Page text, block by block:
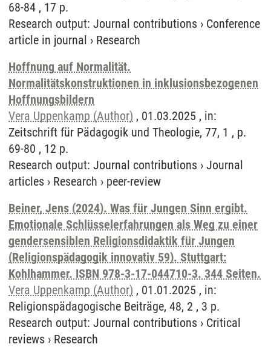
68-84 , 17 p.
Research output: Journal contributions › Conference
article in journal › Research
Hoffnung auf Normalität.
Normalitätskonstruktionen in inklusionsbezogenen
Hoffnungsbildern
Vera Uppenkamp (Author) , 01.03.2025 , in:
Zeitschrift für Pädagogik und Theologie, 77, 1 , p.
69-80 , 12 p.
Research output: Journal contributions › Journal
articles › Research › peer-review
Beiner, Jens (2024). Was für Jungen Sinn ergibt.
Emotionale Schlüsselerfahrungen als Weg zu einer
gendersensiblen Religionsdidaktik für Jungen
(Religionspädagogik innovativ 59). Stuttgart:
Kohlhammer. ISBN 978-3-17-044710-3. 344 Seiten.
Vera Uppenkamp (Author) , 01.01.2025 , in:
Religionspädagogische Beiträge, 48, 2 , 3 p.
Research output: Journal contributions › Critical
reviews › Research